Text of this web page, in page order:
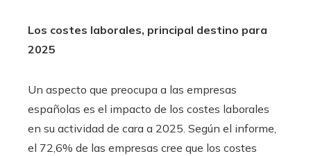
Los costes laborales, principal destino para
2025
Un aspecto que preocupa a las empresas
españolas es el impacto de los costes laborales
en su actividad de cara a 2025. Según el informe,
el 72,6% de las empresas cree que los costes